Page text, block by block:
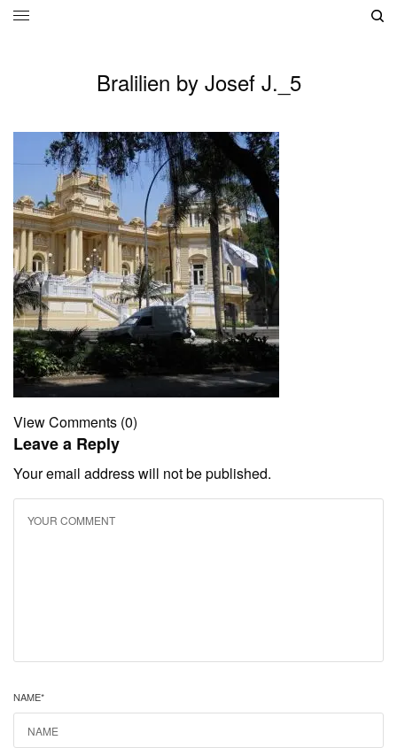
Bralilien by Josef J._5
View Comments (0)
Leave a Reply
Your email address will not be published.
NAME*